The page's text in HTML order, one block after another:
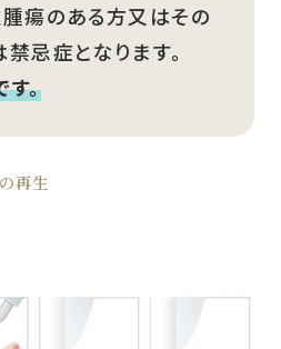
瘍のある方又はその
忌症となります。
。
再生